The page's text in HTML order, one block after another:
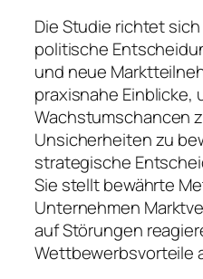
Die Studie richtet
politische
und neue
praxisnahe Einblicke,
Wachstumschancen
Unsicherheiten zu
strategische
Sie stellt bewährte
Unternehmen
auf Störungen
Wettbewerbsvorteile